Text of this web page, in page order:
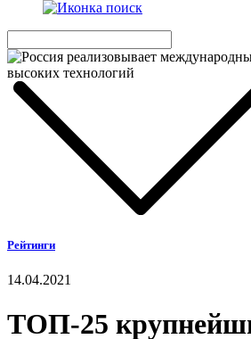
Рейтинги
14.04.2021
ТОП-25